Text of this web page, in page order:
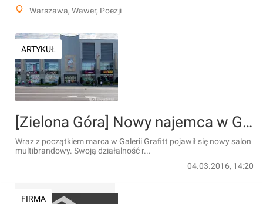
Warszawa, Wawer, Poezji
ARTYKUŁ
[Zielona Góra] Nowy najemca w Galerii Grafitt
Wraz z początkiem marca w Galerii Grafitt pojawił się nowy salon
multibrandowy. Swoją działalność r...
04.03.2016, 14:20
FIRMA